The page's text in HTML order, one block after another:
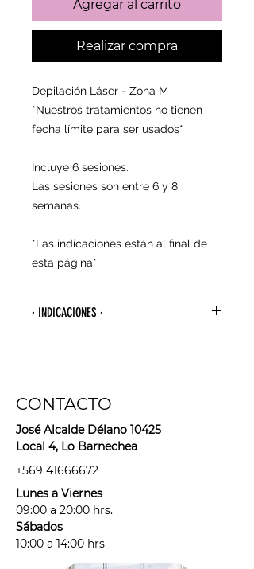
Agregar al carrito
Realizar compra
Depilación Láser - Zona M
*Nuestros tratamientos no tienen
fecha límite para ser usados*
Incluye 6 sesiones.
Las sesiones son entre 6 y 8
semanas.
*Las indicaciones están al final de
esta página*
· INDICACIONES ·
(cera, hilo, pinzas, bandas
depilatorias, maquina depilatoria,
sugaring, etc).
- Usar sólo rasuradora o métodos
que corten el pelo entre tus
sesiones. Hacerlo sólo las veces
necesarias para no sobre estimular
el folículo piloso.
CONTACTO
José Alcalde Délano 10425
Local 4, Lo Barnechea
+569 41666672
Lunes a Viernes
09:00 a 20:00 hrs.
Sábados
10:00 a 14:00 hrs